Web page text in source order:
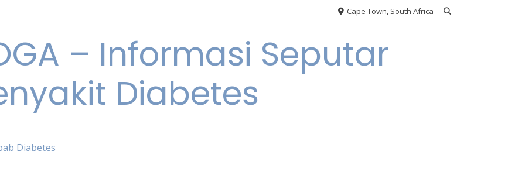
Cape Town, South Africa
– Informasi Seputar
Diabetes
Diabetes